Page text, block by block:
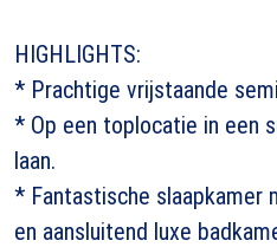
HIGHLIGHTS:
* Prachtige vrijstaande
* Op een toplocatie in een
laan.
* Fantastische slaapkamer
en aansluitend luxe